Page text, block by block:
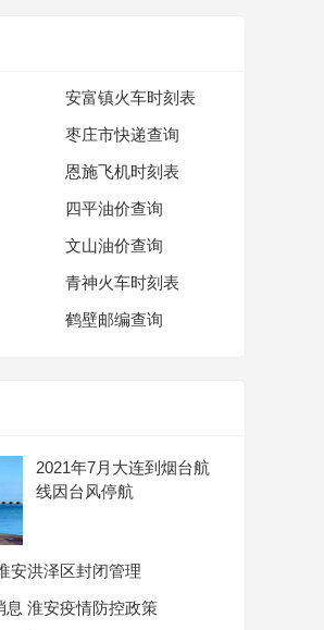
安富镇火车时刻表
枣庄市快递查询
恩施飞机时刻表
四平油价查询
文山油价查询
青神火车时刻表
鹤壁邮编查询
2021年7月大连到烟台航
线因台风停航
安洪泽区封闭管理
息 淮安疫情防控政策